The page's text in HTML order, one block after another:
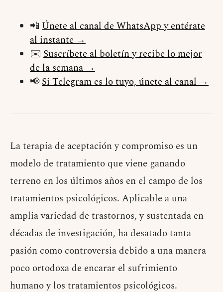
📲 Únete al canal de WhatsApp y entérate
al instante →
✉️ Suscríbete al boletín y recibe lo mejor
de la semana →
📢Si Telegram es lo tuyo, únete al canal →
La terapia de aceptación y compromiso es un
modelo de tratamiento que viene ganando
terreno en los últimos años en el campo de los
tratamientos psicológicos. Aplicable a una
amplia variedad de trastornos, y sustentada en
décadas de investigación, ha desatado tanta
pasión como controversia debido a una manera
poco ortodoxa de encarar el sufrimiento
humano y los tratamientos psicológicos.